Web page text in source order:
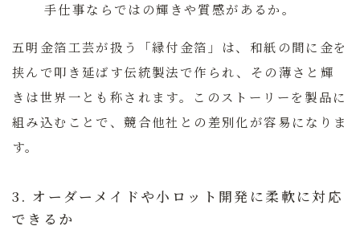
手仕事ならではの輝きや質感があるか。
五明金箔工芸が扱う「縁付金箔」は、和紙の間に金を
挟んで叩き延ばす伝統製法で作られ、その薄さと輝
きは世界一とも称されます。このストーリーを製品に
組み込むことで、競合他社との差別化が容易になりま
す。
3. オーダーメイドや小ロット開発に柔軟に対応
できるか